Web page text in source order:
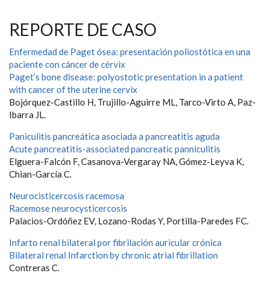
REPORTE DE CASO
Enfermedad de Paget ósea: presentación poliostótica en una
paciente con cáncer de cérvix
Paget’s bone disease: polyostotic presentation in a patient
with cancer of the uterine cervix
Bojórquez-Castillo H, Trujillo-Aguirre ML, Tarco-Virto A, Paz-
Ibarra JL.
Paniculitis pancreática asociada a pancreatitis aguda
Acute pancreatitis-associated pancreatic panniculitis
Elguera-Falcón F, Casanova-Vergaray NA, Gómez-Leyva K,
Chian-García C.
Neurocisticercosis racemosa
Racemose neurocysticercosis
Palacios-Ordóñez EV, Lozano-Rodas Y, Portilla-Paredes FC.
Infarto renal bilateral por fibrilación auricular crónica
Bilateral renal Infarction by chronic atrial fibrillation
Contreras C.